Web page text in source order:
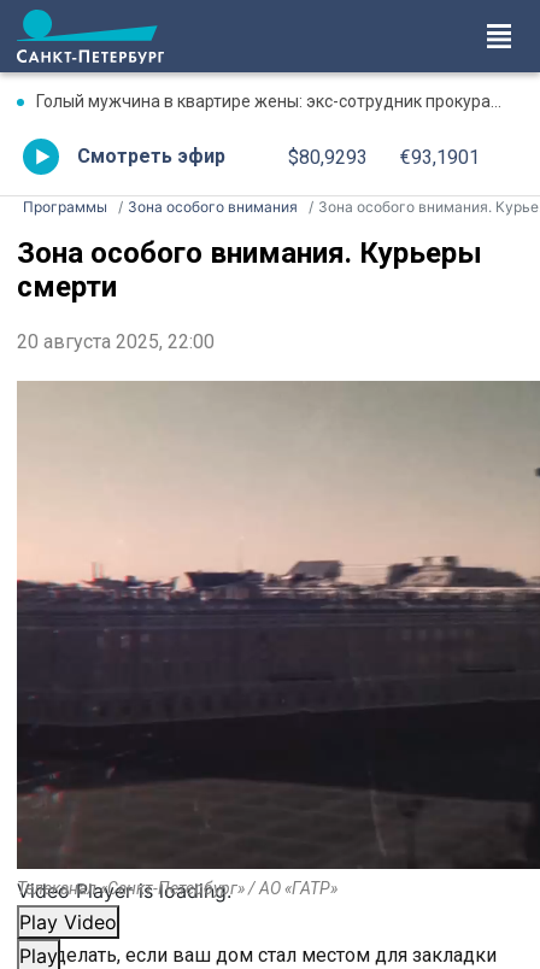
Голый мужчина в квартире жены: экс-сотрудник прокуратуры рассказал, почему совершил убийство
Смотреть эфир $80,9293 €93,1901
Программы Зона особого внимания Зона особого внимания. Курьеры смерти
Зона особого внимания. Курьеры
смерти
20 августа 2025, 22:00
Video Player is loading.
Play Video
Play
Телеканал «Санкт-Петербург» / АО «ГАТР»
Что делать, если ваш дом стал местом для закладки